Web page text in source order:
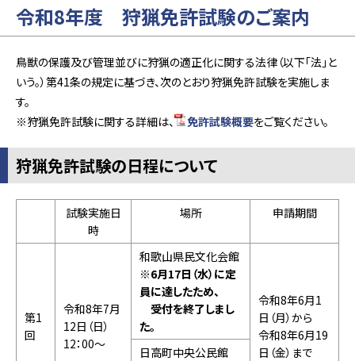
令和8年度 狩猟免許試験のご案内
鳥獣の保護及び管理並びに狩猟の適正化に関する法律（以下「法」と
いう。）第41条の規定に基づき、次のとおり狩猟免許試験を実施しま
す。
※狩猟免許試験に関する詳細は、
免許試験概要をご覧ください。
狩猟免許試験の日程について
試験実施日
時
場所 申請期間
第1
回
令和8年7月
12日（日）
12：00～
和歌山県民文化会館
※6月17日（水）に定
員に達したため、
受付を終了しまし
た。
令和8年6月1
日（月）から
令和8年6月19
日（金）まで
日高町中央公民館